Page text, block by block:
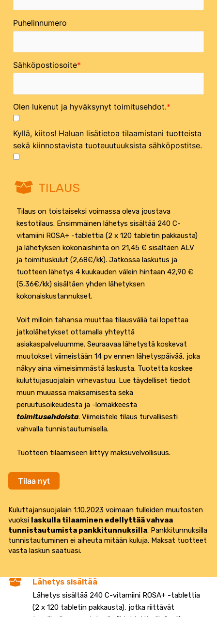
Puhelinnumero
Sähköpostiosoite
Olen lukenut ja hyväksynyt toimitusehdot.
Kyllä, kiitos! Haluan lisätietoa tilaamistani tuotteista
sekä kiinnostavista tuoteuutuuksista sähköpostitse.
TILAUS
Tilaus on toistaiseksi voimassa oleva joustava
kestotilaus. Ensimmäinen lähetys sisältää 240 C-
vitamiini ROSA+ -tablettia (2 x 120 tabletin pakkausta)
ja lähetyksen kokonaishinta on 21,45 € sisältäen ALV
ja toimituskulut (2,68€/kk). Jatkossa laskutus ja
tuotteen lähetys 4 kuukauden välein hintaan 42,90 €
(5,36€/kk) sisältäen yhden lähetyksen
kokonaiskustannukset.
Voit milloin tahansa muuttaa tilausväliä tai lopettaa
jatkolähetykset ottamalla yhteyttä
asiakaspalveluumme. Seuraavaa lähetystä koskevat
muutokset viimeistään 14 pv ennen lähetyspäivää, joka
näkyy aina viimeisimmästä laskusta. Tuotetta koskee
kuluttujasuojalain virhevastuu. Lue täydelliset tiedot
muun muuassa maksamisesta sekä
peruutusoikeudesta ja -lomakkeesta
toimitusehdoista. Viimeistele tilaus turvallisesti
vahvalla tunnistautumisella.
Tuotteen tilaamiseen liittyy maksuvelvollisuus.
Tilaa nyt
Kuluttajansuojalain 1.10.2023 voimaan tulleiden muutosten
vuoksi laskulla tilaaminen edellyttää vahvaa
tunnistautumista pankkitunnuksilla. Pankkitunnuksilla
tunnistautuminen ei aiheuta mitään kuluja. Maksat tuotteet
vasta laskun saatuasi.
Lähetys sisältää
Lähetys sisältää 240 C-vitamiini ROSA+ -tablettia
(2 x 120 tabletin pakkausta), jotka riittävät